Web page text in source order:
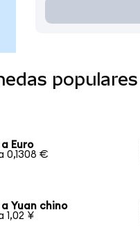
populares
Euro
0,1308 €
Yuan chino
1,02 ¥